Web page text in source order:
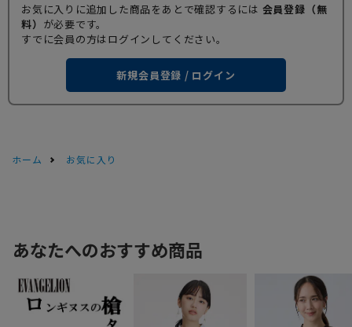
お気に入りに追加した商品をあとで確認するには 会員登録（無
料） が必要です。
すでに会員の方はログインしてください。
新規会員登録 / ログイン
ホーム お気に入り